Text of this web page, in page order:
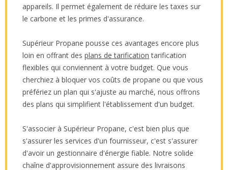
appareils. Il permet également de réduire les taxes sur
le carbone et les primes d'assurance.
Supérieur Propane pousse ces avantages encore plus
loin en offrant des plans de tarification tarification
flexibles qui conviennent à votre budget. Que vous
cherchiez à bloquer vos coûts de propane ou que vous
préfériez un plan qui s'ajuste au marché, nous offrons
des plans qui simplifient l'établissement d'un budget.
S'associer à Supérieur Propane, c'est bien plus que
s'assurer les services d'un fournisseur, c'est s'assurer
d'avoir un gestionnaire d'énergie fiable. Notre solide
chaîne d'approvisionnement assure des livraisons